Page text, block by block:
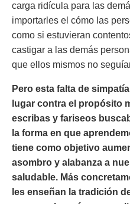
carga ridícula para las
importarles el cómo las
como si estuvieran
castigar a las demás
que ellos mismos no
Pero esta falta de
lugar contra el propósito
escribas y fariseos
la forma en que
tiene como objetivo
asombro y alabanza a
saludable. Más
les enseñan la tradición